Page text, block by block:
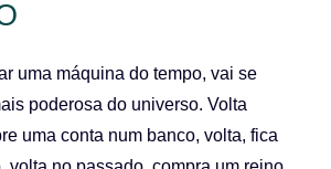
uma máquina do tempo, vai se
poderosa do universo. Volta
uma conta num banco, volta, fica